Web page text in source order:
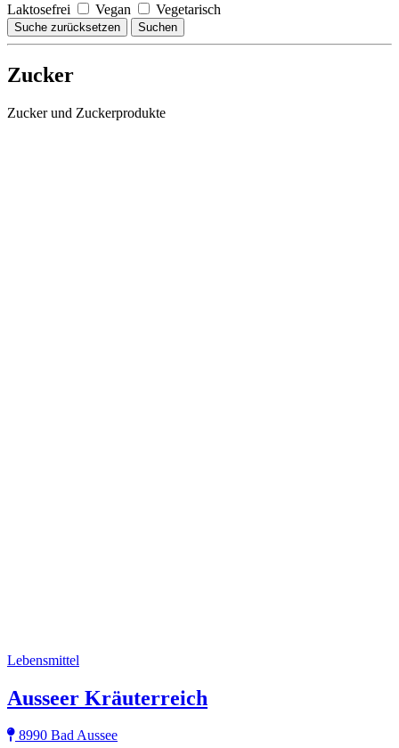
Laktosefrei
Vegan Vegetarisch
Suche zurücksetzen Suchen
Zucker
Zucker und Zuckerprodukte
Lebensmittel
Ausseer Kräuterreich
8990 Bad Aussee